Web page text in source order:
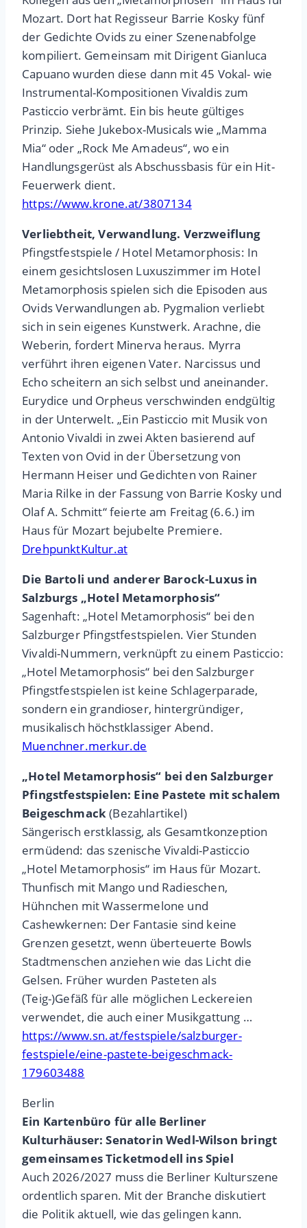
Mozart. Dort hat Regisseur Barrie Kosky fünf
der Gedichte Ovids zu einer Szenenabfolge
kompiliert. Gemeinsam mit Dirigent Gianluca
Capuano wurden diese dann mit 45 Vokal- wie
Instrumental-Kompositionen Vivaldis zum
Pasticcio verbrämt. Ein bis heute gültiges
Prinzip. Siehe Jukebox-Musicals wie „Mamma
Mia“ oder „Rock Me Amadeus“, wo ein
Handlungsgerüst als Abschussbasis für ein Hit-
Feuerwerk dient.
https://www.krone.at/3807134
Verliebtheit, Verwandlung. Verzweiflung
Pfingstfestspiele / Hotel Metamorphosis: In
einem gesichtslosen Luxuszimmer im Hotel
Metamorphosis spielen sich die Episoden aus
Ovids Verwandlungen ab. Pygmalion verliebt
sich in sein eigenes Kunstwerk. Arachne, die
Weberin, fordert Minerva heraus. Myrra
verführt ihren eigenen Vater. Narcissus und
Echo scheitern an sich selbst und aneinander.
Eurydice und Orpheus verschwinden endgültig
in der Unterwelt. „Ein Pasticcio mit Musik von
Antonio Vivaldi in zwei Akten basierend auf
Texten von Ovid in der Übersetzung von
Hermann Heiser und Gedichten von Rainer
Maria Rilke in der Fassung von Barrie Kosky und
Olaf A. Schmitt“ feierte am Freitag (6.6.) im
Haus für Mozart bejubelte Premiere.
DrehpunktKultur.at
Die Bartoli und anderer Barock-Luxus in
Salzburgs „Hotel Metamorphosis“
Sagenhaft: „Hotel Metamorphosis“ bei den
Salzburger Pfingstfestspielen. Vier Stunden
Vivaldi-Nummern, verknüpft zu einem Pasticcio:
„Hotel Metamorphosis“ bei den Salzburger
Pfingstfestspielen ist keine Schlagerparade,
sondern ein grandioser, hintergründiger,
musikalisch höchstklassiger Abend.
Muenchner.merkur.de
„Hotel Metamorphosis“ bei den Salzburger
Pfingstfestspielen: Eine Pastete mit schalem
Beigeschmack(Bezahlartikel)
Sängerisch erstklassig, als Gesamtkonzeption
ermüdend: das szenische Vivaldi-Pasticcio
„Hotel Metamorphosis“ im Haus für Mozart.
Thunfisch mit Mango und Radieschen,
Hühnchen mit Wassermelone und
Cashewkernen: Der Fantasie sind keine
Grenzen gesetzt, wenn überteuerte Bowls
Stadtmenschen anziehen wie das Licht die
Gelsen. Früher wurden Pasteten als
(Teig-)Gefäß für alle möglichen Leckereien
verwendet, die auch einer Musikgattung …
https://www.sn.at/festspiele/salzburger-
festspiele/eine-pastete-beigeschmack-
179603488
Berlin
Ein Kartenbüro für alle Berliner
Kulturhäuser: Senatorin Wedl-Wilson bringt
gemeinsames Ticketmodell ins Spiel
Auch 2026/2027 muss die Berliner Kulturszene
ordentlich sparen. Mit der Branche diskutiert
die Politik aktuell, wie das gelingen kann.